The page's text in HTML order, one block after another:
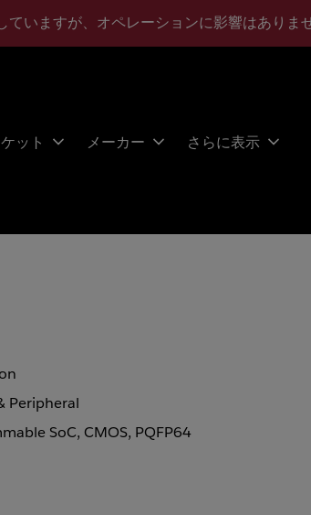
ていますが、オペレーションに影響はありま
ット メーカー さらに表示
Peripheral
SoC, CMOS, PQFP64